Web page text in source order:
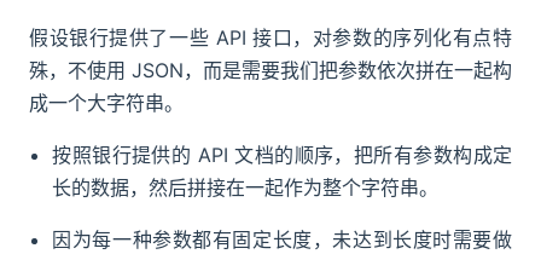
假设银行提供了一些 API 接口，对参数的序列化有点特
殊，不使用 JSON，而是需要我们把参数依次拼在一起构
成一个大字符串。
按照银行提供的 API 文档的顺序，把所有参数构成定
长的数据，然后拼接在一起作为整个字符串。
因为每一种参数都有固定长度，未达到长度时需要做